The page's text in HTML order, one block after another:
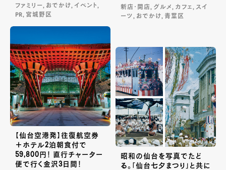
ファミリー, おでかけ, イベント,
PR, 宮城野区
新店・開店, グルメ, カフェ, スイ
ーツ, おでかけ, 青葉区
【仙台空港発】往復航空券
＋ホテル2泊朝食付で
59,800円！ 直行チャーター
便で行く金沢3日間！
昭和の仙台を写真でたど
る。「仙台七夕まつり」と共に